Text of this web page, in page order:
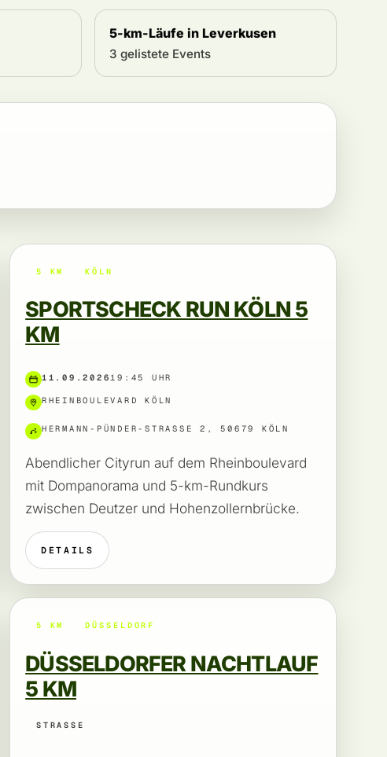
5-km-Läufe in Leverkusen
3 gelistete Events
5 KM KÖLN
SPORTSCHECK RUN KÖLN 5
KM
11.09.202619:45 UHR
RHEINBOULEVARD KÖLN
HERMANN-PÜNDER-STRASSE 2, 50679 KÖLN
Abendlicher Cityrun auf dem Rheinboulevard
mit Dompanorama und 5-km-Rundkurs
zwischen Deutzer und Hohenzollernbrücke.
DETAILS
5 KM DÜSSELDORF
DÜSSELDORFER NACHTLAUF
5 KM
STRASSE